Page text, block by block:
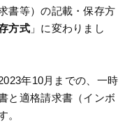
書等）の記載・保存方
方式」に変わりまし
年10月までの、一時
と適格請求書（インボ
。